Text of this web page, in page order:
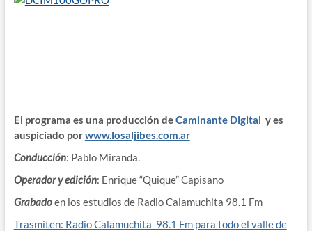
El programa es una producción deCaminante Digital y es
auspiciado porwww.losaljibes.com.ar
Conducción: Pablo Miranda.
Operador y edición: Enrique “Quique” Capisano
Grabadoen los estudios de Radio Calamuchita 98.1 Fm
Trasmiten: Radio Calamuchita 98.1 Fm para todo el valle de